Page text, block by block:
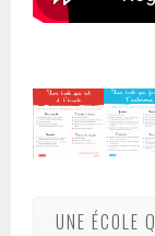
UNE ÉCOLE